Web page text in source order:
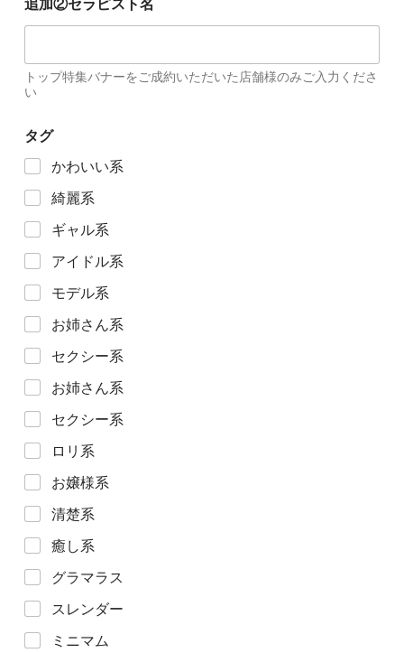
トップ特集バナーをご成約いただいた店舗様のみご入力くださ
い
タグ
かわいい系
綺麗系
ギャル系
アイドル系
モデル系
お姉さん系
セクシー系
お姉さん系
セクシー系
ロリ系
お嬢様系
清楚系
癒し系
グラマラス
スレンダー
ミニマム